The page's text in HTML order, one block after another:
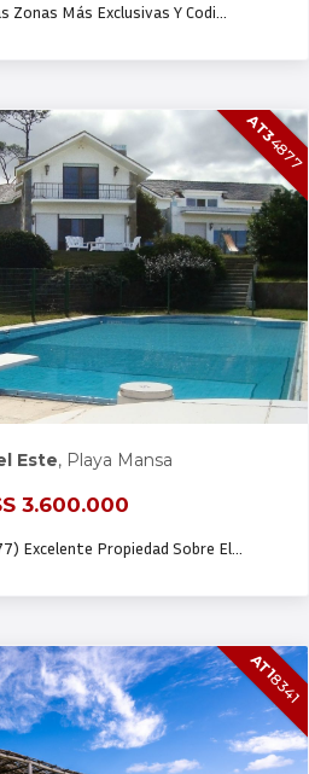
Zonas Más Exclusivas Y Codi…
AT3
4877
EN VENTA
Este, Playa Mansa
3.600.000
Excelente Propiedad Sobre El…
AT1
8341